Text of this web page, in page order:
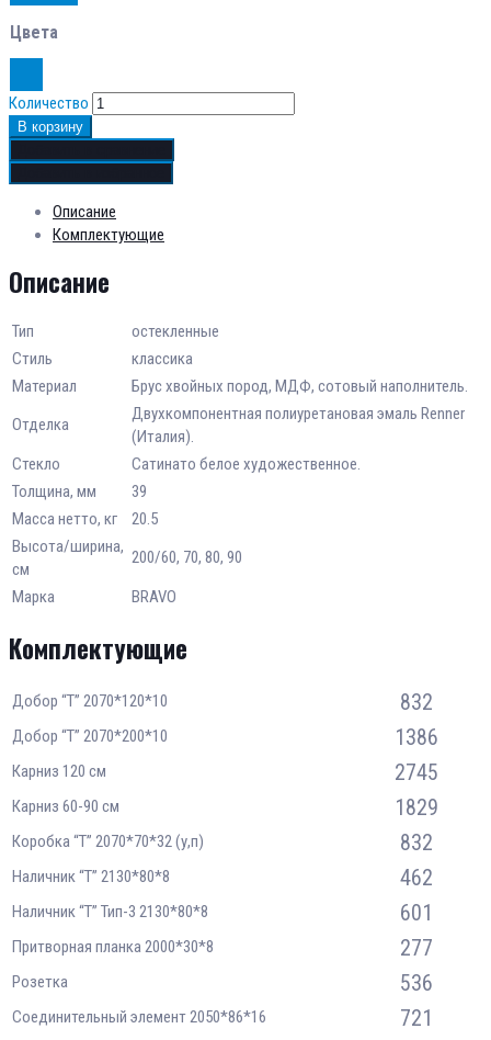
Цвета
Количество
В корзину
Описание
Комплектующие
Описание
Тип
остекленные
Стиль
классика
Материал
Брус хвойных пород, МДФ, сотовый наполнитель.
Отделка
Двухкомпонентная полиуретановая эмаль Renner
(Италия).
Стекло
Сатинато белое художественное.
Толщина, мм
39
Масса нетто, кг
20.5
Высота/ширина,
см
200/60, 70, 80, 90
Марка
BRAVO
Комплектующие
Добор “Т” 2070*120*10 832
Добор “Т” 2070*200*10 1386
Карниз 120 см 2745
Карниз 60-90 см 1829
Коробка “Т” 2070*70*32 (у,п) 832
Наличник “Т” 2130*80*8 462
Наличник “Т” Тип-3 2130*80*8 601
Притворная планка 2000*30*8 277
Розетка 536
Соединительный элемент 2050*86*16
721